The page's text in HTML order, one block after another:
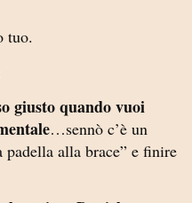
tuo.
giusto quando vuoi
…sennò c’è un
alla brace” e finire